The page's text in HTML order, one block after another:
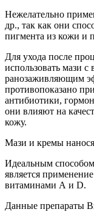
Нежелательно
др., так как они
пигмента из кожи и
Для ухода после
использовать мази
ранозаживляющим
противопоказано
антибиотики,
они влияют на
кожу.
Мази и кремы
Идеальным
является
витаминами А и D.
Данные препараты